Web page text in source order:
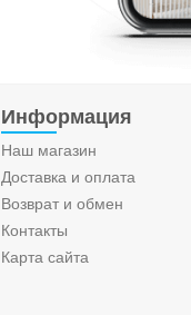
Информация
Наш магазин
Доставка и оплата
Возврат и обмен
Контакты
Карта сайта